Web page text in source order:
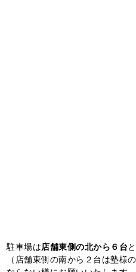
駐車場は店舗東側の北から６台と
（店舗東側の南から２台は塾様